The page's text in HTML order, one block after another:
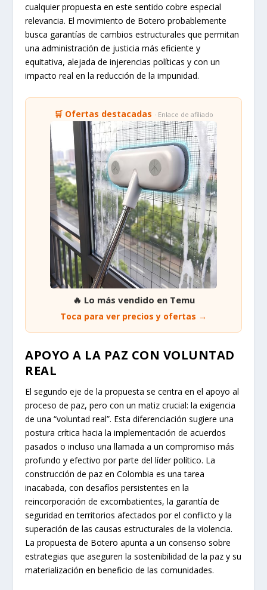
cualquier propuesta en este sentido cobre especial
relevancia. El movimiento de Botero probablemente
busca garantías de cambios estructurales que permitan
una administración de justicia más eficiente y
equitativa, alejada de injerencias políticas y con un
impacto real en la reducción de la impunidad.
🛒 Ofertas destacadas · Enlace de afiliado
🔥 Lo más vendido en Temu
Toca para ver precios y ofertas →
APOYO A LA PAZ CON VOLUNTAD
REAL
El segundo eje de la propuesta se centra en el apoyo al
proceso de paz, pero con un matiz crucial: la exigencia
de una “voluntad real”. Esta diferenciación sugiere una
postura crítica hacia la implementación de acuerdos
pasados o incluso una llamada a un compromiso más
profundo y efectivo por parte del líder político. La
construcción de paz en Colombia es una tarea
inacabada, con desafíos persistentes en la
reincorporación de excombatientes, la garantía de
seguridad en territorios afectados por el conflicto y la
superación de las causas estructurales de la violencia.
La propuesta de Botero apunta a un consenso sobre
estrategias que aseguren la sostenibilidad de la paz y su
materialización en beneficio de las comunidades.